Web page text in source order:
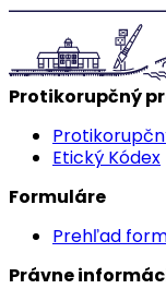
Protikorupčný
Etický Kódex
Formuláre
Prehľad
Právne